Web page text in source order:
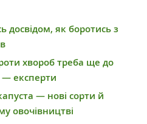
досвідом, як боротись з
хвороб треба ще до
експерти
— нові сорти й
овочівництві